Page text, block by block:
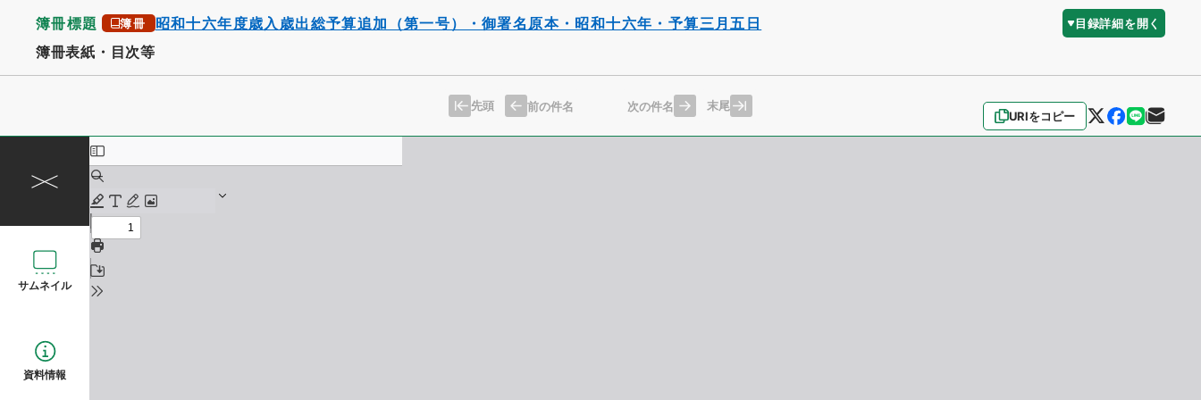
簿冊標題 簿冊 昭和十六年度歳入歳出総予算追加（第一号）・御署名原本・昭和十六年・予算三月五日 目録詳細を開く
簿冊表紙・目次等
URIをコピー
先頭 前の件名 次の件名 末尾
サムネイル
資料情報